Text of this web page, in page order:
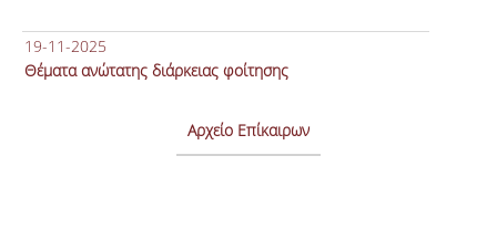
19-11-2025
Θέματα ανώτατης διάρκειας φοίτησης
Αρχείο Επίκαιρων